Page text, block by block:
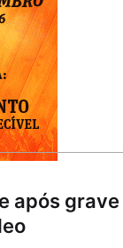
após grave